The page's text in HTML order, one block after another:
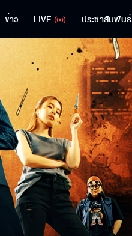
ข่าว LIVE ประชาสัมพันธ์